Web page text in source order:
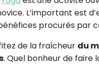
L’important est
procurés par
de la fraîcheur du
. Quel bonheur de faire